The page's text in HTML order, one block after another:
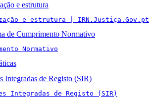
e estrutura
e estrutura | IRN.Justiça.Gov.pt
de Cumprimento Normativo
Normativo
Integradas de Registo (SIR)
Integradas de Registo (SIR)